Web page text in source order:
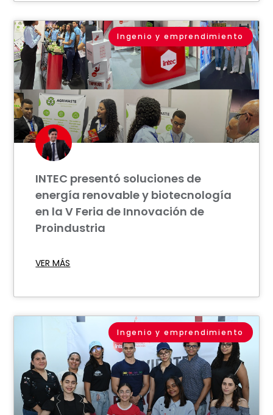
Ingenio y emprendimiento
INTEC presentó soluciones de
energía renovable y biotecnología
en la V Feria de Innovación de
Proindustria
VER MÁS
Ingenio y emprendimiento